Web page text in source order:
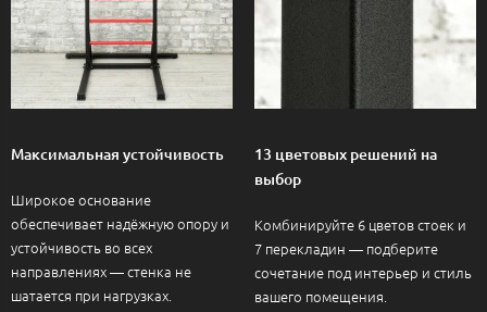
Максимальная устойчивость
Широкое основание
обеспечивает надёжную опору и
устойчивость во всех
направлениях — стенка не
шатается при нагрузках.
13 цветовых решений на
выбор
Комбинируйте 6 цветов стоек и
7 перекладин — подберите
сочетание под интерьер и стиль
вашего помещения.